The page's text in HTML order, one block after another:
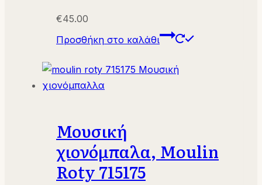
€45.00
Προσθήκη στο καλάθι
Μουσική
χιονόμπαλα, Μoulin
Roty 715175